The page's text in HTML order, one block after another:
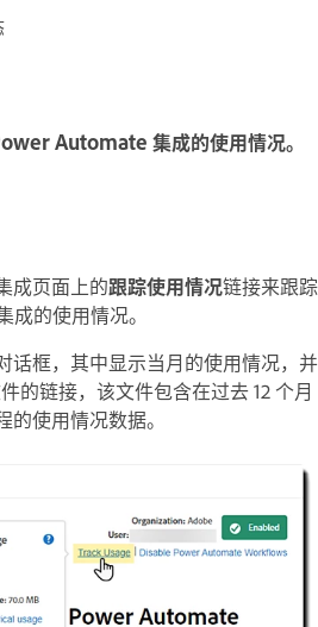
Automate 集成的使用情况。
成页面上的跟踪使用情况链接来跟踪
的使用情况。
话框，其中显示当月的使用情况，并
的链接，该文件包含在过去 12 个月
使用情况数据。